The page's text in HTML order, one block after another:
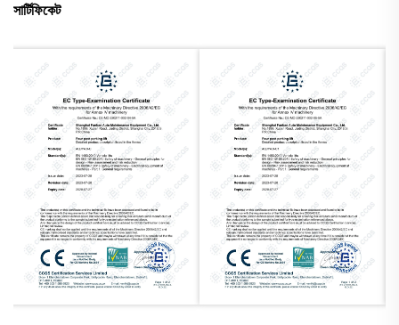
সার্টিফিকেট